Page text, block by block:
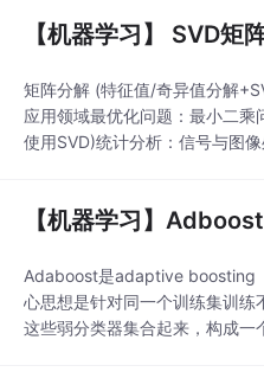
建/user/hive/wareh...
【机器学习】 SVD矩
矩阵分解 (特征值/奇异值分解
应用领域最优化问题：最小二
使用SVD)统计分析：信号与图
一堆数：如果不对这堆数建立
【机器学习】
Adaboost是adaptive boosting
心思想是针对同一个训练集训
这些弱分类器集合起来，构成一